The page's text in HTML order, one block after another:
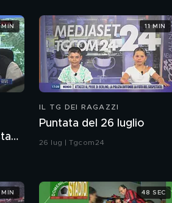
IL TG DEI RAGAZZI
Puntata del 26 luglio
26 lug | Tgcom24
11 MIN
MIN 48 SEC